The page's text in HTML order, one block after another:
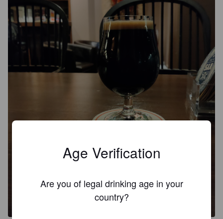
Age Verification
Are you of legal drinking age in your
country?